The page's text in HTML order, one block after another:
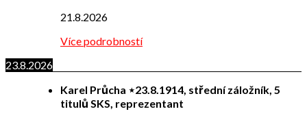
21.8.2026
Více podrobností
23.8.2026
Karel Průcha ⋆23.8.1914, střední záložník, 5
titulů SKS, reprezentant